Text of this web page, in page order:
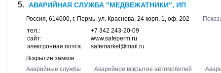
АВАРИЙНАЯ СЛУЖБА "МЕДВЕЖАТНИКИ", ИП
Россия, 614000, г. Пермь, ул. Краснова, 24 корп. 1, оф. 202
тел.:
+7 342 243-20-09
сайт:
www.safeperm.ru
электронная почта:
safemarket@mail.ru
Вскрытие замков
Аварийные службы
Аварийное вскрытие автомобилей